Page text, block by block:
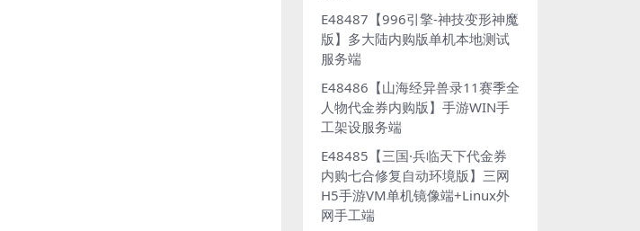
E48487【996引擎-神技变形神魔
版】多大陆内购版单机本地测试
服务端
E48486【山海经异兽录11赛季全
人物代金券内购版】手游WIN手
工架设服务端
E48485【三国·兵临天下代金券
内购七合修复自动环境版】三网
H5手游VM单机镜像端+Linux外
网手工端